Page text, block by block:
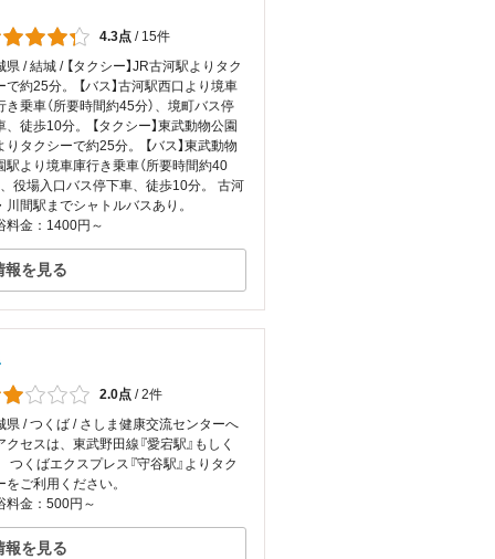
4.3点 / 15件
県 / 結城 / 【タクシー】JR古河駅よりタク
で約25分。 【バス】古河駅西口より境車
き乗車（所要時間約45分）、境町バス停
、徒歩10分。 【タクシー】東武動物公園
りタクシーで約25分。 【バス】東武動物
駅より境車庫行き乗車（所要時間約40
、役場入口バス停下車、徒歩10分。 古河
川間駅までシャトルバスあり。
料金：1400円～
報を見る
2.0点 /2件
県 / つくば / さしま健康交流センターへ
クセスは、東武野田線『愛宕駅』もしく
つくばエクスプレス『守谷駅』よりタク
をご利用ください。
料金：500円～
報を見る